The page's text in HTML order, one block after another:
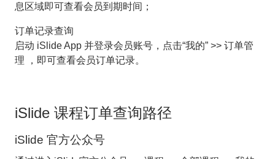
息区域即可查看会员到期时间；
订单记录查询
启动 iSlide App 并登录会员账号，点击“我的” >> 订单管
理 ，即可查看会员订单记录。
iSlide 课程订单查询路径
iSlide 官方公众号